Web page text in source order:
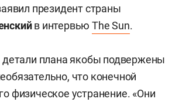
президент страны
в интервьюThe Sun.
детали плана якобы подвержены
что конечной
физическое устранение. «Они